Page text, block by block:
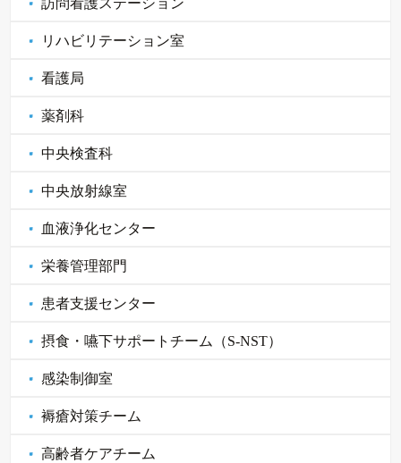
訪問看護ステーション
リハビリテーション室
看護局
薬剤科
中央検査科
中央放射線室
血液浄化センター
栄養管理部門
患者支援センター
摂食・嚥下サポートチーム（S-NST）
感染制御室
褥瘡対策チーム
高齢者ケアチーム